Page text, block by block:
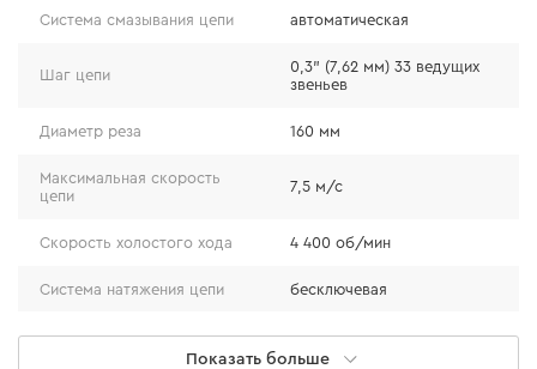
Система смазывания цепи автоматическая
Шаг цепи
0,3" (7,62 мм) 33 ведущих
звеньев
Диаметр реза 160 мм
Максимальная скорость
цепи
7,5 м/с
Скорость холостого хода 4 400 об/мин
Система натяжения цепи бесключевая
Объем масляного бака 32 мл
Показать больше